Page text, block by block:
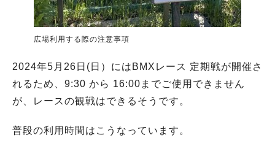
広場利用する際の注意事項
2024年5月26日(日）にはBMXレース 定期戦が開催さ
れるため、9:30 から 16:00までご使用できません
が、レースの観戦はできるそうです。
普段の利用時間はこうなっています。